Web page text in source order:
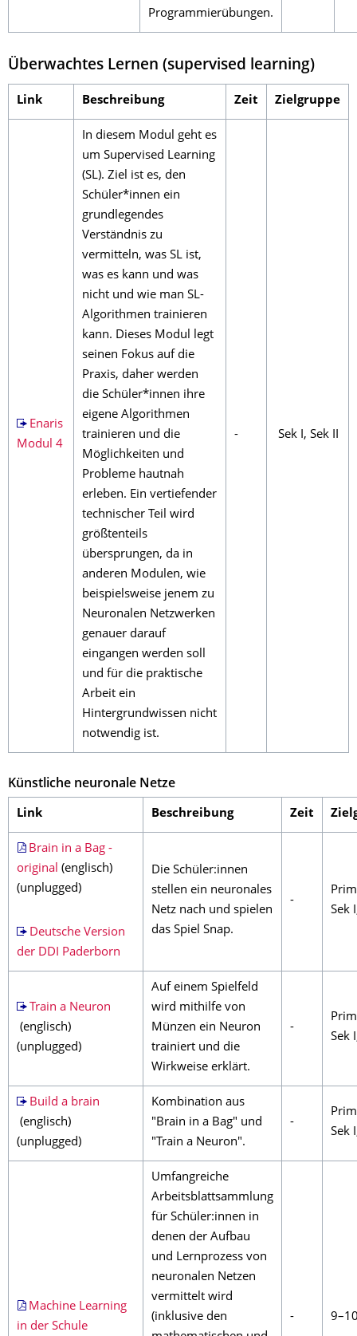
Programmierübungen.
Überwachtes Lernen (supervised learning)
Link Beschreibung Zeit Zielgruppe
Enaris
Modul 4
In diesem Modul geht es
um Supervised Learning
(SL). Ziel ist es, den
Schüler*innen ein
grundlegendes
Verständnis zu
vermitteln, was SL ist,
was es kann und was
nicht und wie man SL-
Algorithmen trainieren
kann. Dieses Modul legt
seinen Fokus auf die
Praxis, daher werden
die Schüler*innen ihre
eigene Algorithmen
trainieren und die
Möglichkeiten und
Probleme hautnah
erleben. Ein vertiefender
technischer Teil wird
größtenteils
übersprungen, da in
anderen Modulen, wie
beispielsweise jenem zu
Neuronalen Netzwerken
genauer darauf
eingangen werden soll
und für die praktische
Arbeit ein
Hintergrundwissen nicht
notwendig ist.
- Sek I, Sek II
Künstliche neuronale Netze
Link Beschreibung Zeit
Brain in a Bag -
original (englisch)
(unplugged)
Deutsche Version
der DDI Paderborn
Die Schüler:innen
stellen ein neuronales
Netz nach und spielen
das Spiel Snap.
-
Sek
Train a Neuron
(englisch)
(unplugged)
Auf einem Spielfeld
wird mithilfe von
Münzen ein Neuron
trainiert und die
Wirkweise erklärt.
-
Sek
Build a brain
(englisch)
(unplugged)
Kombination aus
"Brain in a Bag" und
"Train a Neuron".
-
Sek
Machine Learning
in der Schule
Umfangreiche
Arbeitsblattsammlung
für Schüler:innen in
denen der Aufbau
und Lernprozess von
neuronalen Netzen
vermittelt wird
(inklusive den
-